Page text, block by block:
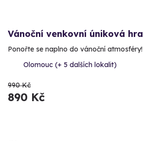
Vánoční venkovní úniková hra
Ponořte se naplno do vánoční atmosféry!
Olomouc (+ 5 dalších lokalit)
990 Kč
890 Kč